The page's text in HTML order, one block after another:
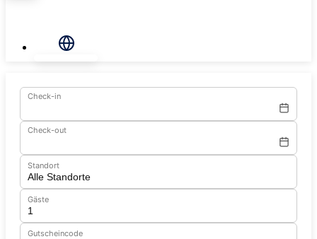
Check-in
Check-out
Standort
Gäste
Gutscheincode